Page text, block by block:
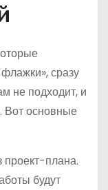
сразу
не подходит, и
Вот основные
проект-плана.
будут